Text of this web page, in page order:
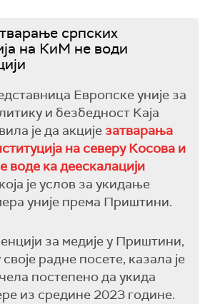
српских
на КиМ не води
Европске уније за
и безбедност Каја
је да акције затварања
на северу Косова и
воде ка деескалацији
је услов за укидање
уније према Приштини.
за медије у Приштини,
радне посете, казала је
постепено да укида
из средине 2023 године.